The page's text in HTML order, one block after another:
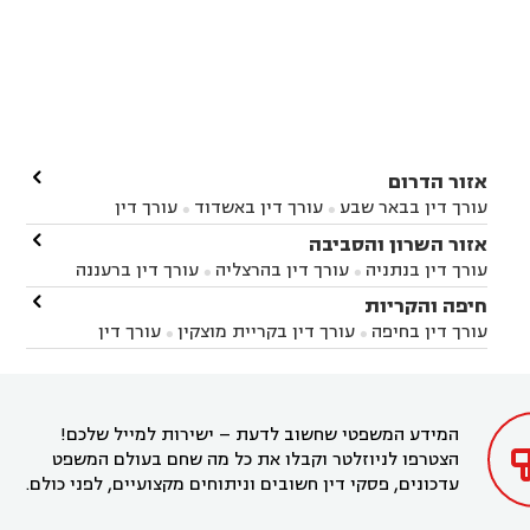
אזור הדרום
עורך דין בבאר שבע  עורך דין באשדוד 
עורך דין
באשקלון
עורך דין בבאר טוביה עורך דין בגן יבנה
עורך דין בניר הבנים עורך דין בערד
זיקים
עורך דין בנתיבות עורך דין בקרית מלאכי

אזור השרון והסביבה
עורך דין בנתניה  עורך דין בהרצליה  עורך דין ברעננה
עורך דין בחדרה עורך דין בכפר סבא
עורך דין בהוד
השרון
עורך דין באבן יהודה
עורך דין בחריש  עורך דין בקיסריה  עורך דין בקדימה

חיפה והקריות
עורך דין בחיפה  עורך דין בקריית מוצקין 
עורך דין
בקרית מוצקין
עורך דין בקריית אתא
עורך דין

המידע המשפטי שחשוב לדעת – ישירות למייל שלכם!
הצטרפו לניוזלטר וקבלו את כל מה שחם בעולם המשפט
עדכונים, פסקי דין חשובים וניתוחים מקצועיים, לפני כולם.